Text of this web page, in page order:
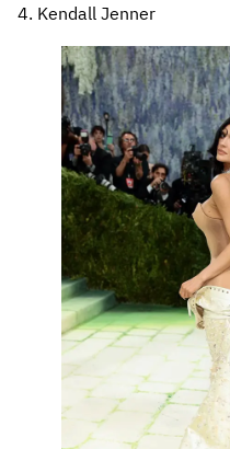
4. Kendall Jenner